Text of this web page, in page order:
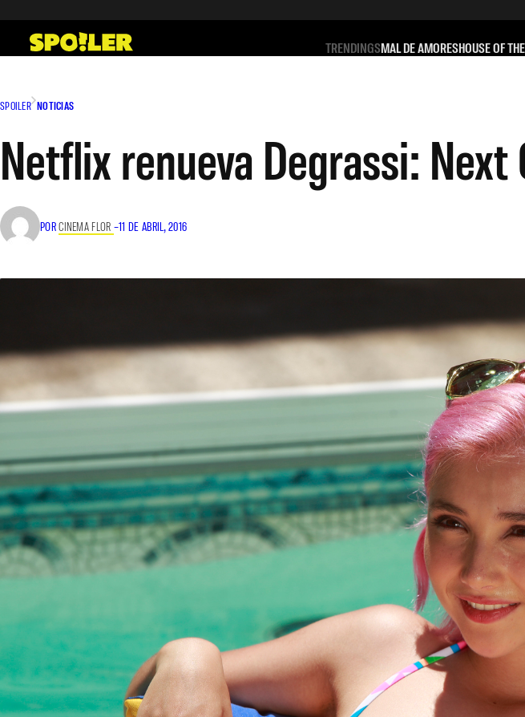
contenido
TRENDINGSMAL DE AMORESHOUSE OF
SPOILER NOTICIAS
Netflix renueva Degrassi: Next
PORCINEMA FLOR –11 DE ABRIL, 2016